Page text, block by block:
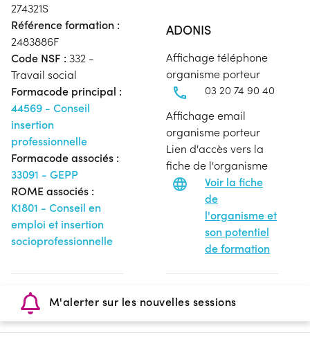
274321S
Référence formation :
2483886F
Code NSF : 332 -
Travail social
Formacode principal :
44569 - Conseil
insertion
professionnelle
Formacode associés :
33091 - GEPP
ROME associés :
K1801 - Conseil en
emploi et insertion
socioprofessionnelle
ADONIS
Affichage téléphone
organisme porteur
03 20 74 90 40
Affichage email
organisme porteur
Lien d'accès vers la
fiche de l'organisme
Voir la fiche
de
l'organisme et
son potentiel
de formation
M'alerter sur les nouvelles sessions